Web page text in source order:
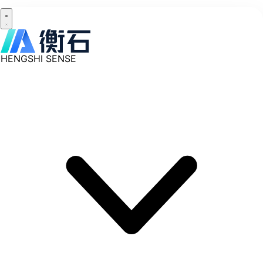
HENGSHI SENSE